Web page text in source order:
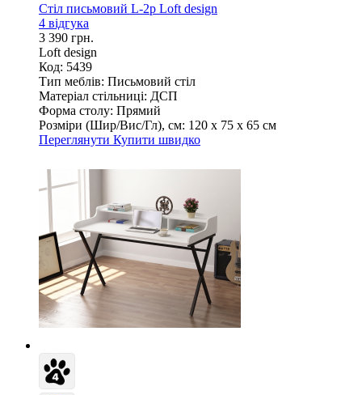
Стіл письмовий L-2p Loft design
4 відгука
3 390 грн.
Loft design
Код: 5439
Тип меблів: Письмовий стіл
Матеріал стільниці: ДСП
Форма столу: Прямий
Розміри (Шир/Вис/Гл), см: 120 х 75 х 65 см
Переглянути Купити швидко